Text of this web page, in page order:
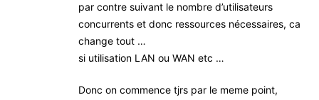
par contre suivant le nombre d’utilisateurs
concurrents et donc ressources nécessaires, ca
change tout …
si utilisation LAN ou WAN etc …
Donc on commence tjrs par le meme point,